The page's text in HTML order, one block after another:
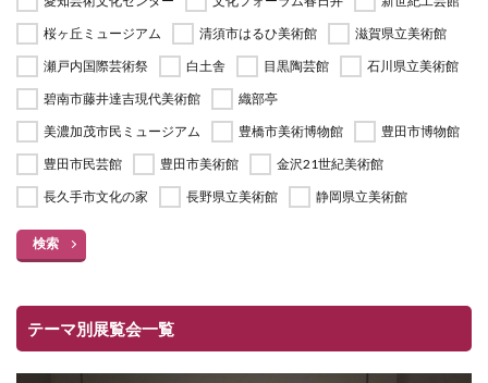
桜ヶ丘ミュージアム
清須市はるひ美術館
滋賀県立美術館
瀬戸内国際芸術祭
白土舎 目黒陶芸館
石川県立美術館
碧南市藤井達吉現代美術館
織部亭
美濃加茂市民ミュージアム
豊橋市美術博物館
豊田市博物館
豊田市民芸館
豊田市美術館
金沢21世紀美術館
長久手市文化の家
長野県立美術館 静岡県立美術館
検索
テーマ別展覧会一覧